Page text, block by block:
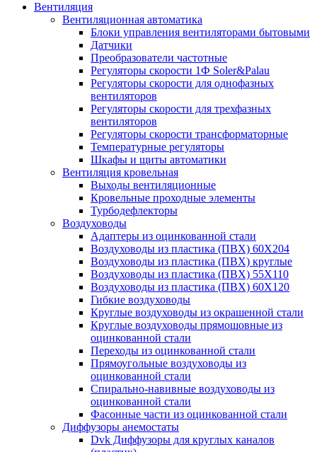
Вентиляция
Вентиляционная автоматика
Блоки управления вентиляторами бытовыми
Датчики
Преобразователи частотные
Регуляторы скорости 1Ф Soler&Palau
Регуляторы скорости для однофазных
вентиляторов
Регуляторы скорости для трехфазных
вентиляторов
Регуляторы скорости трансформаторные
Температурные регуляторы
Шкафы и щиты автоматики
Вентиляция кровельная
Выходы вентиляционные
Кровельные проходные элементы
Турбодефлекторы
Воздуховоды
Адаптеры из оцинкованной стали
Воздуховоды из пластика (ПВХ) 60Х204
Воздуховоды из пластика (ПВХ) круглые
Воздуховоды из пластика (ПВХ) 55Х110
Воздуховоды из пластика (ПВХ) 60Х120
Гибкие воздуховоды
Круглые воздуховоды из окрашенной стали
Круглые воздуховоды прямошовные из
оцинкованной стали
Переходы из оцинкованной стали
Прямоугольные воздуховоды из
оцинкованной стали
Спирально-навивные воздуховоды из
оцинкованной стали
Фасонные части из оцинкованной стали
Диффузоры анемостаты
Dvk Диффузоры для круглых каналов